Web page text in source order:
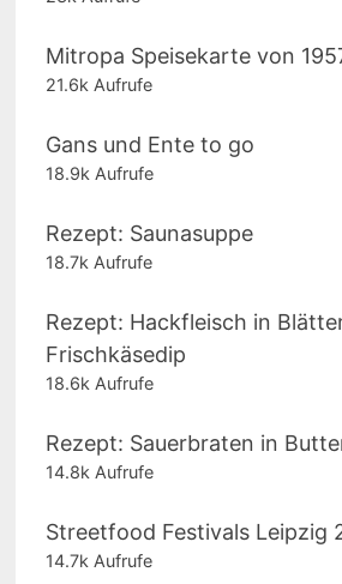
Mitropa Speisekarte von
21.6k Aufrufe
Gans und Ente to go
18.9k Aufrufe
Rezept: Saunasuppe
18.7k Aufrufe
Rezept: Hackfleisch in
Frischkäsedip
18.6k Aufrufe
Rezept: Sauerbraten in
14.8k Aufrufe
Streetfood Festivals Leipzig
14.7k Aufrufe